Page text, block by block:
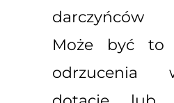
Może być to
odrzucenia